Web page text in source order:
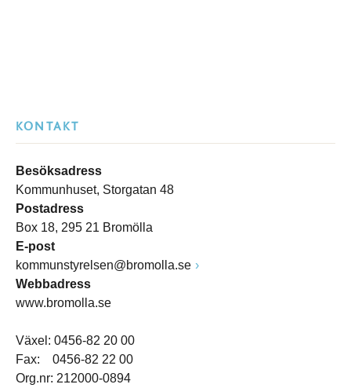
KONTAKT
Besöksadress
Kommunhuset, Storgatan 48
Postadress
Box 18, 295 21 Bromölla
E-post
kommunstyrelsen@bromolla.se
Webbadress
www.bromolla.se
Växel: 0456-82 20 00
Fax: 0456-82 22 00
Org.nr: 212000-0894